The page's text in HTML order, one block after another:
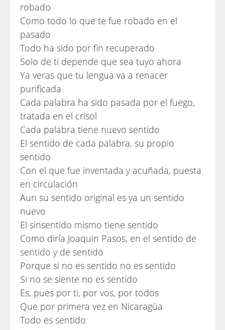
robado
Como todo lo que te fue robado en el
pasado
Todo ha sido por fin recuperado
Solo de ti depende que sea tuyo ahora
Ya veras que tu lengua va a renacer
purificada
Cada palabra ha sido pasada por el fuego,
tratada en el crisol
Cada palabra tiene nuevo sentido
El sentido de cada palabra, su propio
sentido
Con el que fue inventada y acuñada, puesta
en circulación
Aun su sentido original es ya un sentido
nuevo
El sinsentido mismo tiene sentido
Como diría Joaquin Pasos, en el sentido de
sentido y de sentido
Porque si no es sentido no es sentido
Si no se siente no es sentido
Es, pues por ti, por vos, por todos
Que por primera vez en Nicaragüa
Todo es sentido